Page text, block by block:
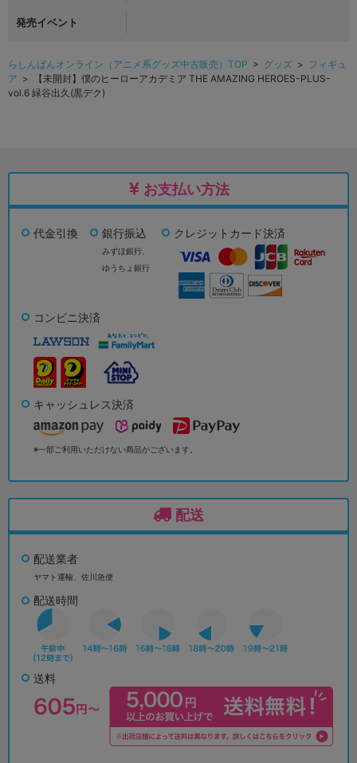
発売イベント
らしんばんオンライン（アニメ系グッズ中古販売）TOP > グッズ > フィギュ
ア > 【未開封】僕のヒーローアカデミア THE AMAZING HEROES-PLUS-
vol.6 緑谷出久(黒デク)
お支払い方法
代金引換 銀行振込
みずほ銀行、
ゆうちょ銀行
クレジットカード決済
コンビニ決済
キャッシュレス決済
※一部ご利用いただけない商品がございます。
配送
配送業者
ヤマト運輸、佐川急便
配送時間
送料